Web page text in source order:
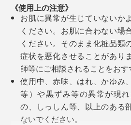
プ」という使い分けがおすすめ。
創業以来、150種類を超える製品
ド産の原材料を使用。製造から
自社工場で行なっています。
エーロ氏の、化学の専門知識と
て、フィンランド文化への愛情
は、国内のみならず、世界中に
成長しました。
白樺の葉を束ねたものを「ヴィヒ
たり、室内に飾って香りを楽し
的）」、季節限定、生の若葉を使
シュ・ヴィヒタ」。
なんという、素敵な響きでしょう
《使用上の注意》
お肌に異常が生じていないか
ください。お肌に合わない場
ください。そのまま化粧品類
症状を悪化させることがあり
師等にご相談されることをおす
使用中、赤味、はれ、かゆみ
等）や黒ずみ等の異常が現
の、しっしん等、以上のある
ないでください。